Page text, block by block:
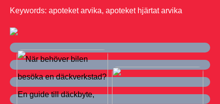
Keywords: apoteket arvika, apoteket hjärtat arvika